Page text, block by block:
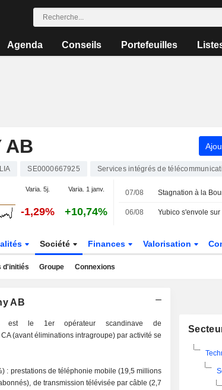
Agenda Conseils Portefeuilles
AB
SE0000667925 Services intégrés de
Varia. 5j. Varia. 1 janv.
-1,29% +10,74%
07/08
06/08
Société Finances Valorisation
d'initiés Groupe Connexions
AB
est le 1er opérateur scandinave de
(avant éliminations intragroupe) par activité se
: prestations de téléphonie mobile (19,5 millions
de transmission télévisée par câble (2,7